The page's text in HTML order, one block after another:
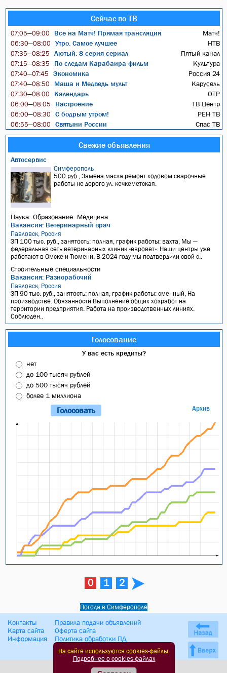
Сейчас по ТВ
07:05—09:00 Все на Матч! Прямая трансляция Матч!
06:30—08:00 Утро. Самое лучшее НТВ
07:35—08:25 Лютый: 8 серия сериал Пятый канал
07:15—08:35 По следам Карабаира фильм Культура
07:40—07:45 Экономика Россия 24
07:40—08:50 Маша и Медведь мульт Карусель
07:30—08:00 Календарь ОТР
06:00—08:05 Настроение ТВ Центр
06:00—08:30 С бодрым утром! РЕН ТВ
06:55—08:00 Святыни России Спас ТВ
Свежие объявления
Автосервис
Симферополь
500 руб., Замена масла ремонт ходовом сварочные
работы не дорого ул. кечкеметская.
Наука. Образование. Медицина.
Вакансия: Ветеринарный врач
Павловск, Россия
ЗП 100 тыс. руб., занятость: полная, график работы: вахта, Мы —
федеральная сеть ветеринарных клиник «евровет». Наши центры уже
работают в Омске и Тюмени. В 2024 году мы подтвердили свой с..
Строительные специальности
Вакансия: Разнорабочий
Павловск, Россия
ЗП 90 тыс. руб., занятость: полная, график работы: сменный, На
производстве. Обязанности Выполнение общих хозработ на
территории предприятия. Работа на производственных линиях.
Соблюден..
Голосование
У вас есть кредиты?
нет
до 100 тысяч рублей
до 500 тысяч рублей
более 1 миллиона
Архив
0 1 2
Погода в Симферополе
Контакты
Карта сайта
Информация
Правила подачи объявлений
Оферта сайта
Политика обработки ПД
На сайте используются cookies-файлы.
Подробнее о cookies-файлах